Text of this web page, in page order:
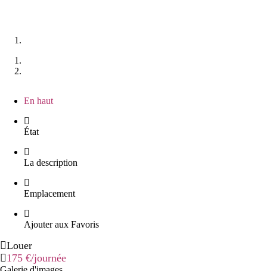
En haut
État
La description
Emplacement
Ajouter aux Favoris
Louer
175 €/journée